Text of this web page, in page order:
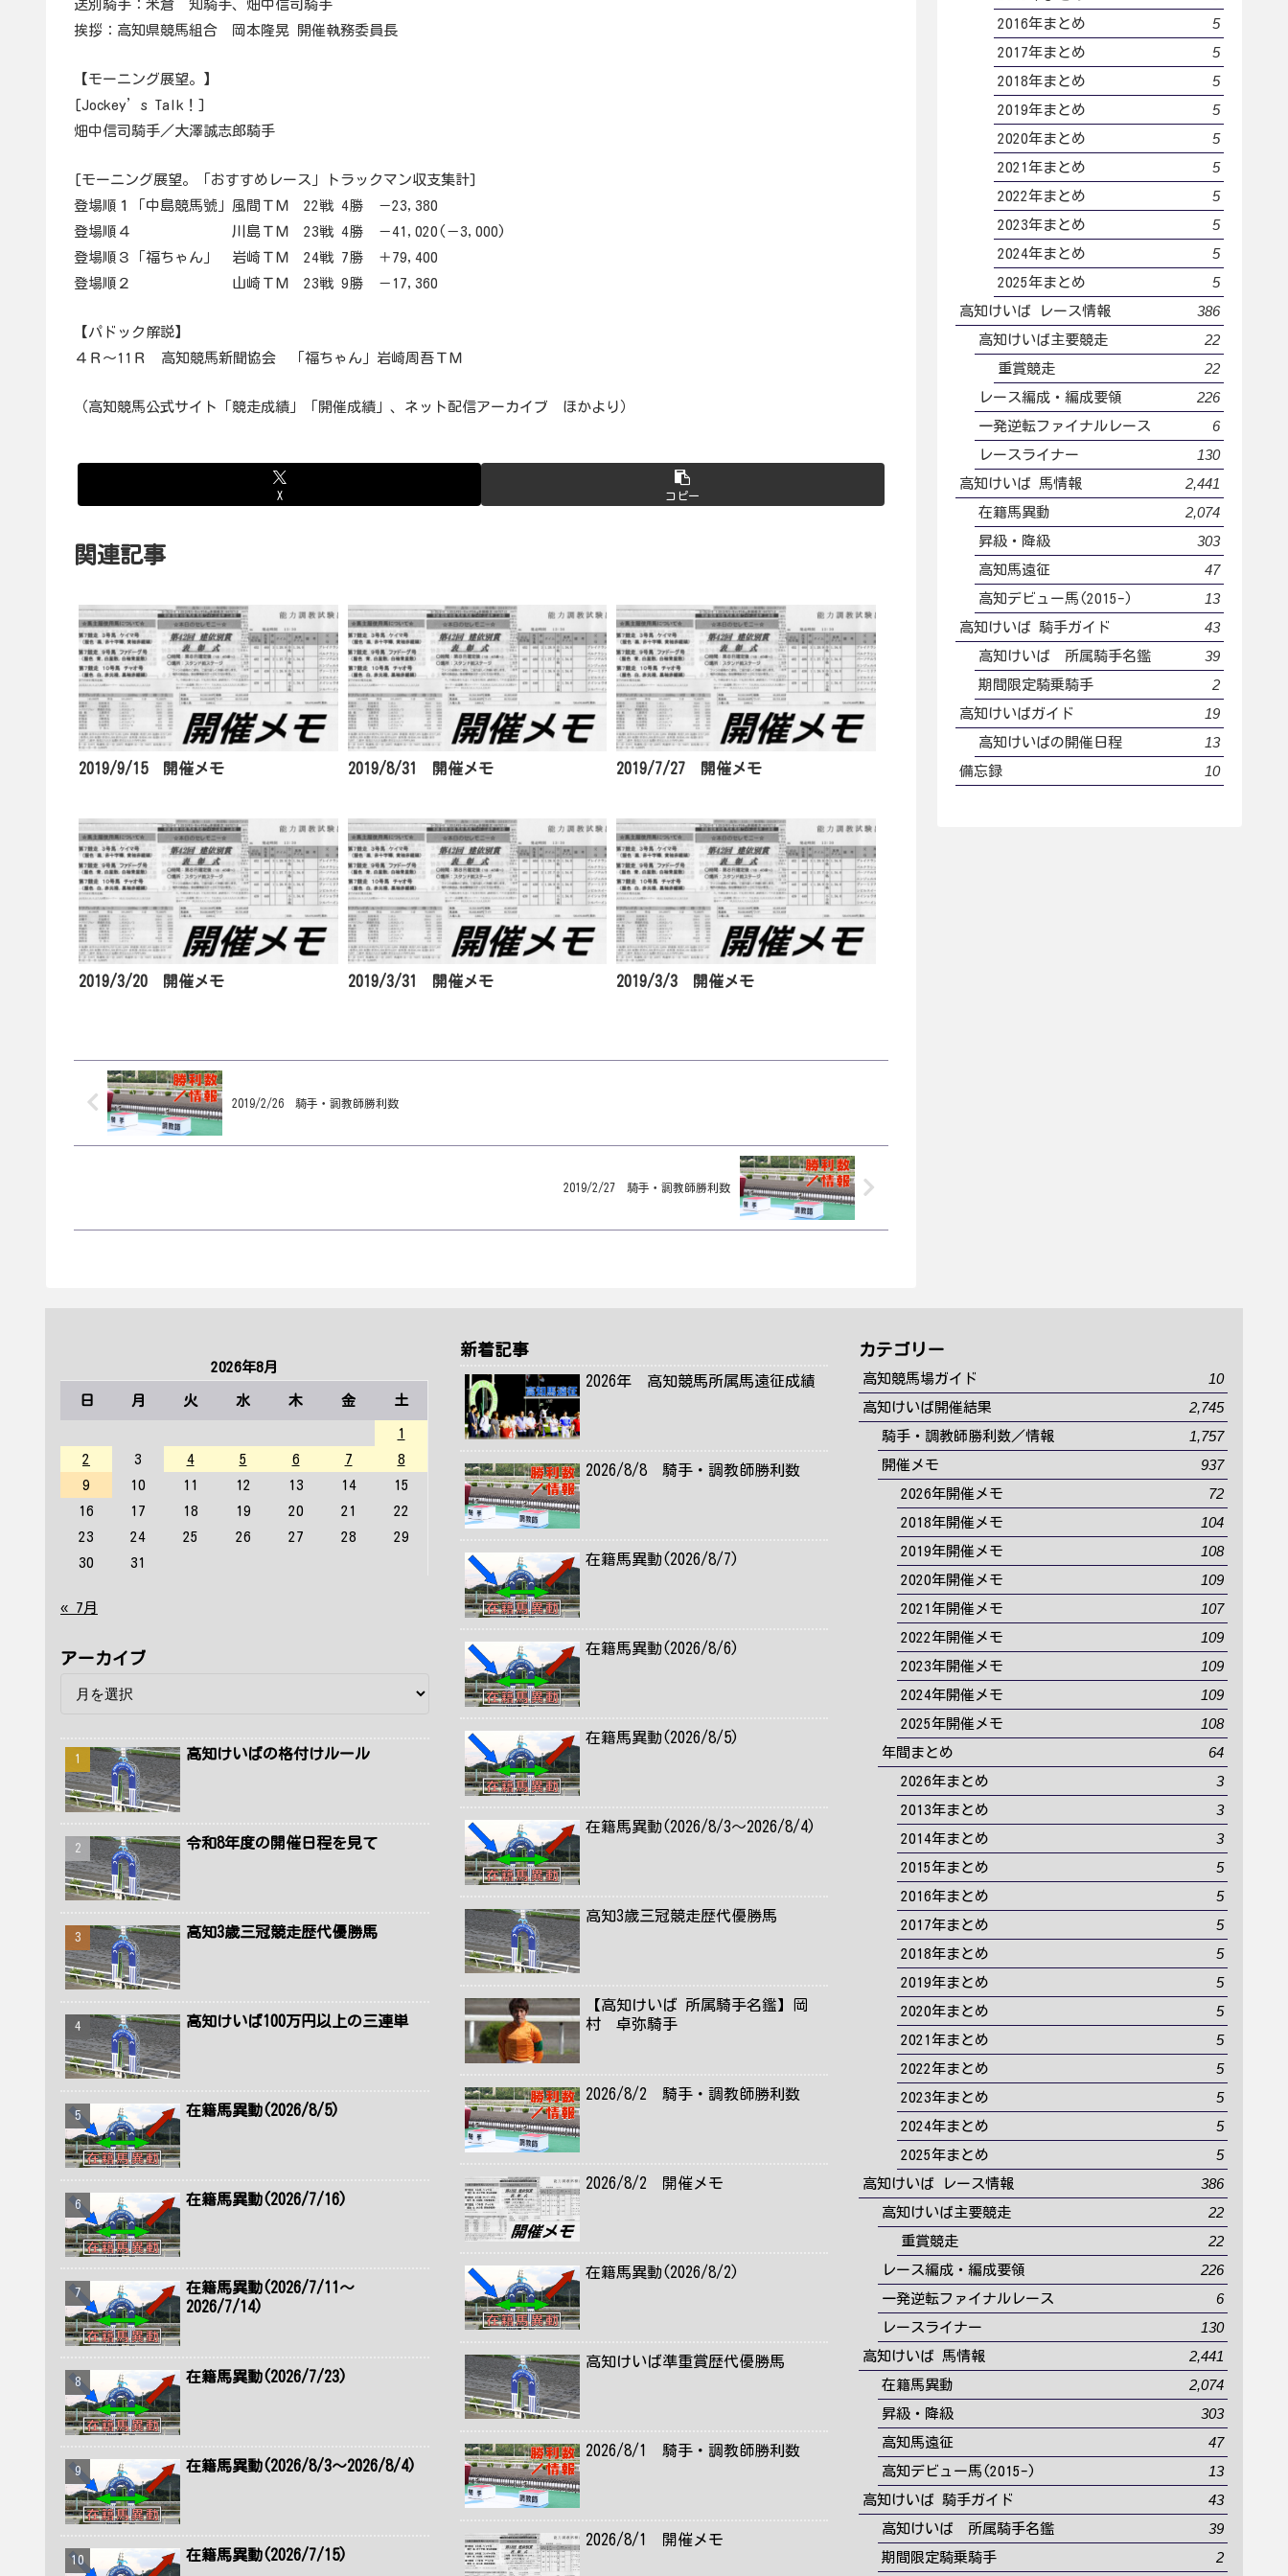
送別騎手：米倉 知騎手、畑中信司騎手
挨拶：高知県競馬組合 岡本隆晃 開催執務委員長
【モーニング展望。】
[Jockey’s Talk！]
畑中信司騎手／大澤誠志郎騎手
[モーニング展望。「おすすめレース」トラックマン収支集計]
登場順１「中島競馬號」風間ＴＭ 22戦 4勝 －23,380
登場順４ 川島ＴＭ 23戦 4勝 －41,020(－3,000)
登場順３「福ちゃん」 岩崎ＴＭ 24戦 7勝 ＋79,400
登場順２ 山崎ＴＭ 23戦 9勝 －17,360
【パドック解説】
４Ｒ～11Ｒ 高知競馬新聞協会 「福ちゃん」岩崎周吾ＴＭ
（高知競馬公式サイト「競走成績」「開催成績」、ネット配信アーカイブ ほかより）
X コピー
関連記事
2019/9/15 開催メモ 2019/8/31 開催メモ 2019/7/27 開催メモ
2019/3/20 開催メモ 2019/3/31 開催メモ 2019/3/3 開催メモ
2019/2/26 騎手・調教師勝利数
2019/2/27 騎手・調教師勝利数
2016年まとめ 5
2017年まとめ 5
2018年まとめ 5
2019年まとめ 5
2020年まとめ 5
2021年まとめ 5
2022年まとめ 5
2023年まとめ 5
2024年まとめ 5
2025年まとめ 5
高知けいば レース情報 386
高知けいば主要競走 22
重賞競走 22
レース編成・編成要領 226
一発逆転ファイナルレース 6
レースライナー 130
高知けいば 馬情報 2,441
在籍馬異動 2,074
昇級・降級 303
高知馬遠征 47
高知デビュー馬(2015-) 13
高知けいば 騎手ガイド 43
高知けいば 所属騎手名鑑 39
期間限定騎乗騎手 2
高知けいばガイド 19
高知けいばの開催日程 13
備忘録 10
2026年8月
日 月 火 水 木 金 土
1
2
3 4 5 6 7
8
9
10 11 12 13 14
15
16
17 18 19 20 21
22
23
24 25 26 27 28
29
30
31
« 7月
アーカイブ
高知けいばの格付けルール
令和8年度の開催日程を見て
高知3歳三冠競走歴代優勝馬
高知けいば100万円以上の三連単
在籍馬異動(2026/8/5)
在籍馬異動(2026/7/16)
在籍馬異動(2026/7/11～
2026/7/14)
在籍馬異動(2026/7/23)
在籍馬異動(2026/8/3～2026/8/4)
在籍馬異動(2026/7/15)
新着記事
2026年 高知競馬所属馬遠征成績
2026/8/8 騎手・調教師勝利数
在籍馬異動(2026/8/7)
在籍馬異動(2026/8/6)
在籍馬異動(2026/8/5)
在籍馬異動(2026/8/3～2026/8/4)
高知3歳三冠競走歴代優勝馬
【高知けいば 所属騎手名鑑】岡
村 卓弥騎手
2026/8/2 騎手・調教師勝利数
2026/8/2 開催メモ
在籍馬異動(2026/8/2)
高知けいば準重賞歴代優勝馬
2026/8/1 騎手・調教師勝利数
2026/8/1 開催メモ
カテゴリー
高知競馬場ガイド 10
高知けいば開催結果 2,745
騎手・調教師勝利数／情報 1,757
開催メモ 937
2026年開催メモ 72
2018年開催メモ 104
2019年開催メモ 108
2020年開催メモ 109
2021年開催メモ 107
2022年開催メモ 109
2023年開催メモ 109
2024年開催メモ 109
2025年開催メモ 108
年間まとめ 64
2026年まとめ 3
2013年まとめ 3
2014年まとめ 3
2015年まとめ 5
2016年まとめ 5
2017年まとめ 5
2018年まとめ 5
2019年まとめ 5
2020年まとめ 5
2021年まとめ 5
2022年まとめ 5
2023年まとめ 5
2024年まとめ 5
2025年まとめ 5
高知けいば レース情報 386
高知けいば主要競走 22
重賞競走 22
レース編成・編成要領 226
一発逆転ファイナルレース 6
レースライナー 130
高知けいば 馬情報 2,441
在籍馬異動 2,074
昇級・降級 303
高知馬遠征 47
高知デビュー馬(2015-) 13
高知けいば 騎手ガイド 43
高知けいば 所属騎手名鑑 39
期間限定騎乗騎手 2